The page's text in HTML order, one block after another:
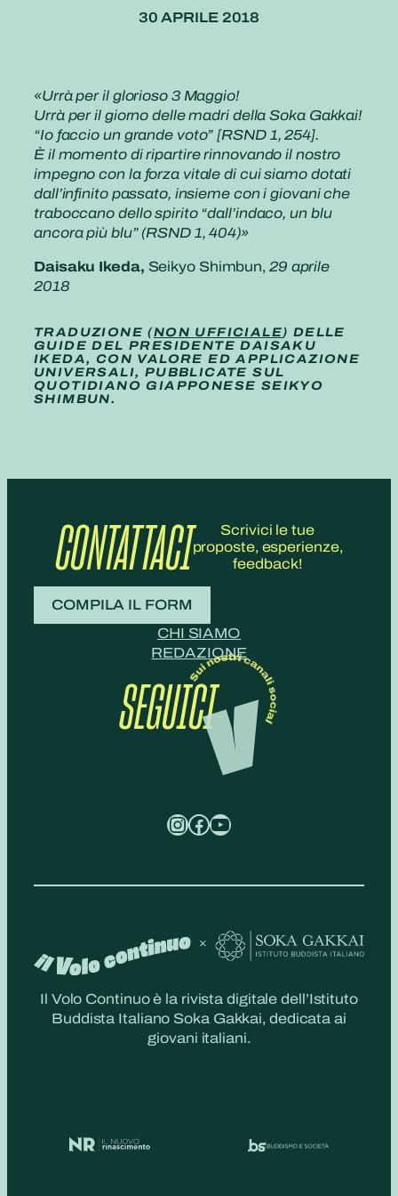
30 APRILE 2018
«Urrà per il glorioso 3 Maggio!
Urrà per il giorno delle madri della Soka Gakkai!
“Io faccio un grande voto” [RSND 1, 254].
È il momento di ripartire rinnovando il nostro
impegno con la forza vitale di cui siamo dotati
dall’infinito passato, insieme con i giovani che
traboccano dello spirito “dall’indaco, un blu
ancora più blu” (RSND 1, 404)»
Daisaku Ikeda, Seikyo Shimbun, 29 aprile
2018
TRADUZIONE (NON UFFICIALE) DELLE
GUIDE DEL PRESIDENTE DAISAKU
IKEDA, CON VALORE ED APPLICAZIONE
UNIVERSALI, PUBBLICATE SUL
QUOTIDIANO GIAPPONESE SEIKYO
SHIMBUN.
CONTATTACI
Scrivici le tue
proposte, esperienze,
feedback!
COMPILA IL FORM
CHI SIAMO
REDAZIONE
SEGUICI
InstagramFacebook YouTube
Il Volo Continuo è la rivista digitale dell’Istituto
Buddista Italiano Soka Gakkai, dedicata ai
giovani italiani.